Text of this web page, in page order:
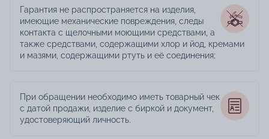
Гарантия не распространяется на изделия,
имеющие механические повреждения, следы
контакта с щелочными моющими средствами, а
также средствами, содержащими хлор и йод, кремами
и мазями, содержащими ртуть и её соединения;
При обращении необходимо иметь товарный чек
с датой продажи, изделие с биркой и документ,
удостоверяющий личность.